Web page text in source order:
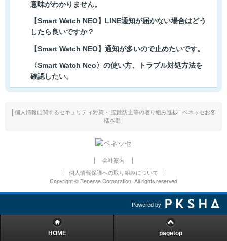
意味がわかりません。
【Smart Watch NEO】LINE通知が届かない場合はどう
したら良いですか？
【Smart Watch NEO】通知が多いので止めたいです。
〈Smart Watch Neo〉の使い方、トラブル対処方法を
確認したい。
個人情報に関するセキュリティ対策・ 拡散防止等の取り組み進捗
ベネッセお客
様本部|
会社案内
個人情報保護への取り組みについて
Copyright © Benesse Corporation. All rights reserved
Powered by
HOME pagetop